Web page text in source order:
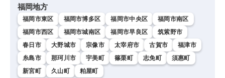
福岡地方
福岡市東区 福岡市博多区 福岡市中央区
福岡市南区
福岡市西区
福岡市城南区 福岡市早良区
筑紫野市
春日市
大野城市 宗像市 太宰府市 古賀市
福津市
糸島市
那珂川市 宇美町 篠栗町 志免町
須惠町
新宮町
久山町 粕屋町